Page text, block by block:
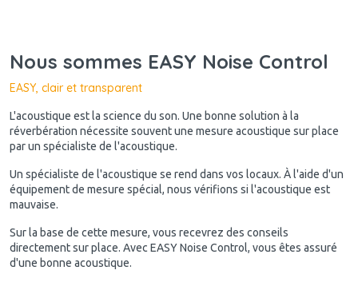
Nous sommes EASY Noise Control
EASY, clair et transparent
L'acoustique est la science du son. Une bonne solution à la
réverbération nécessite souvent une mesure acoustique sur place
par un spécialiste de l'acoustique.
Un spécialiste de l'acoustique se rend dans vos locaux. À l'aide d'un
équipement de mesure spécial, nous vérifions si l'acoustique est
mauvaise.
Sur la base de cette mesure, vous recevrez des conseils
directement sur place. Avec EASY Noise Control, vous êtes assuré
d'une bonne acoustique.